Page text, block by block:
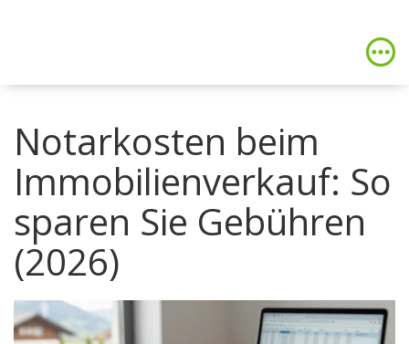
Notarkosten beim
Immobilienverkauf: So
sparen Sie Gebühren
(2026)